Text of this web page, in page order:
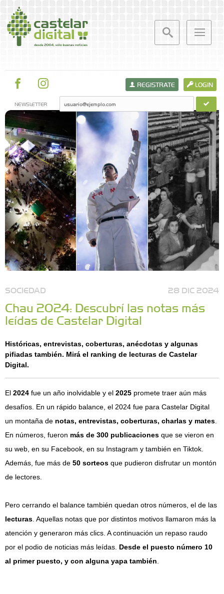
LOGIN
REGISTRATE
NEWSLETTER
SOCIEDAD 28 DIC 2024
Chau 2024: Descubrí las notas más
leídas de Castelar Digital
Históricas, entrevistas, coberturas, anécdotas y algunas
pifiadas también. Mirá el ranking de lecturas de Castelar
Digital.
El 2024 fue un año inolvidable y el 2025 promete traer aún más
desafíos. En un rápido balance, el 2024 fue para Castelar Digital
un montaña de notas, entrevistas, coberturas, charlas y mates
En números, fueron más de 300 publicaciones que se vieron en
su web, en su Facebook, en su Instagram y también en Tiktok.
Además, fue más de 50 sorteos que pudieron disfrutar un montón
de lectores.
Pero cerrando el balance también quedan otros números, el de las
lecturas . Aquellas notas que por distintos motivos llamaron más la
atención y generaron más clics. A continuación un repaso raudo
por el podio de noticias más leídas. Desde el puesto número 10
al primer puesto, y con alguna yapa también